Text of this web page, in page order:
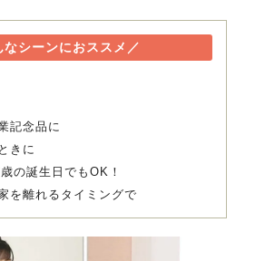
なシーンにおススメ／
記念品に
きに
の誕生日でもOK！
を離れるタイミングで